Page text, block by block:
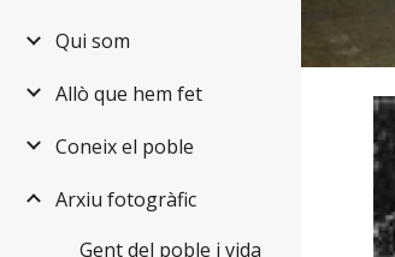
Qui som
Allò que hem fet
Coneix el poble
Arxiu fotogràfic
Gent del poble i vida